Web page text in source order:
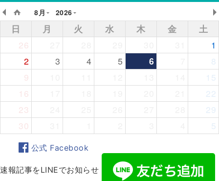
8月
2026
日 月 火 水 木 金
土
26
1
2
3 4 5 6
8
9
15
16
22
23
29
30
5
公式 Facebook
速報記事をLINEでお知らせ